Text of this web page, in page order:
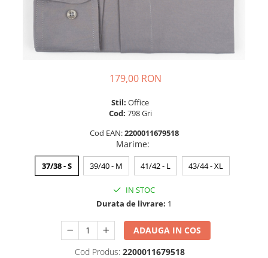
179,00 RON
Stil: Office
Cod: 798 Gri
Cod EAN:2200011679518
Marime:
37/38 - S 39/40 - M 41/42 - L 43/44 - XL
IN STOC
Durata de livrare: 1
ADAUGA IN COS
Cod Produs: 2200011679518